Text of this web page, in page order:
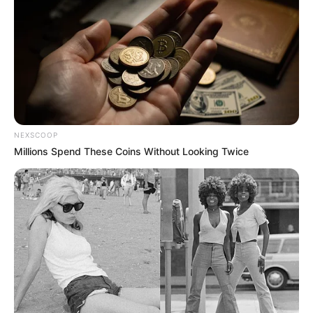
del billete, pero no garantiza su cambio.
La moneda colombiana por la que pagan
hasta 20 millones de pesos y todo coleccionista está
buscando
¿Cómo evitar recibir billetes
rechazados por los supermercados?
Para no pasar un mal rato, el
Banco de la República
recomienda lo siguiente:
Verificar siempre el estado de los billetes al recibir
cambio.
Evitar doblarlos excesivamente o escribir sobre
ellos.
Guardar el dinero en lugares secos y seguros, lejos
de la humedad o grasas.
Cambiar con anticipación cualquier billete
NEXSCOOP
Millions Spend These Coins Without Looking Twice